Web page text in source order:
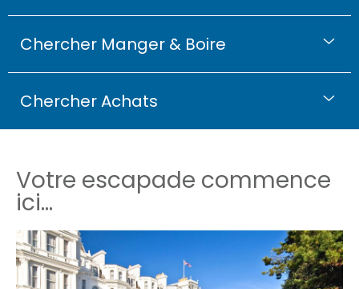
Chercher Manger & Boire
Chercher Achats
Votre escapade commence
ici...